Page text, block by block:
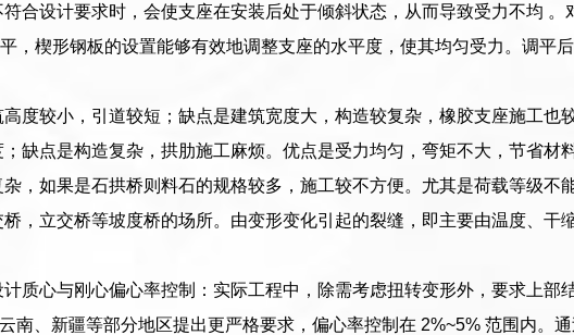
合设计要求时，会使支座在安装后处于倾斜状态，从而导致受力不均
，楔形钢板的设置能够有效地调整支座的水平度，使其均匀受力。调平
度较小，引道较短；缺点是建筑宽度大，构造较复杂，橡胶支座施工也
缺点是构造复杂，拱肋施工麻烦。优点是受力均匀，弯矩不大，节省材
，如果是石拱桥则料石的规格较多，施工较不方便。尤其是荷载等级不
，立交桥等坡度桥的场所。由变形变化引起的裂缝，即主要由温度、干
计质心与刚心偏心率控制：实际工程中，除需考虑扭转变形外，要求上部
南、新疆等部分地区提出更严格要求，偏心率控制在 2%~5% 范围内。